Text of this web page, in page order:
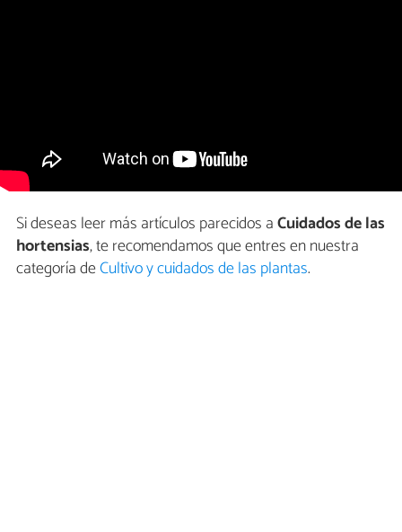
Si deseas leer más artículos parecidos aCuidados de las
hortensias, te recomendamos que entres en nuestra
categoría deCultivo y cuidados de las plantas.